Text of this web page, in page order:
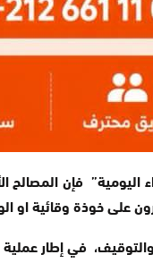
فإن المصالح
على خوذة وقائية او
في إطار عملية